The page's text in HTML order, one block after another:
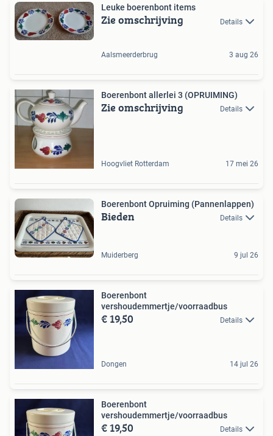
Leuke boerenbont items
Zie omschrijving Details
Aalsmeerderbrug 3 aug 26
Boerenbont allerlei 3 (OPRUIMING)
Zie omschrijving Details
Hoogvliet Rotterdam 17 mei 26
Boerenbont Opruiming (Pannenlappen)
Bieden Details
Muiderberg 9 jul 26
Boerenbont
vershoudemmertje/voorraadbus
€ 19,50 Details
Dongen 14 jul 26
Boerenbont
vershoudemmertje/voorraadbus
€ 19,50 Details